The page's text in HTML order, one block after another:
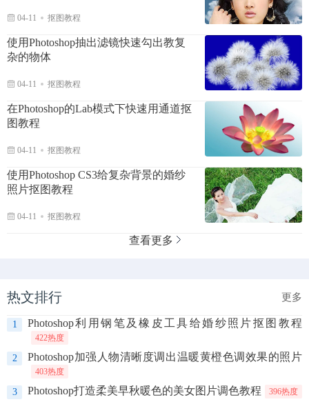
04-11 抠图教程
使用Photoshop抽出滤镜快速勾出教复
杂的物体
04-11 抠图教程
在Photoshop的Lab模式下快速用通道抠
图教程
04-11 抠图教程
使用Photoshop CS3给复杂背景的婚纱
照片抠图教程
04-11 抠图教程
查看更多
热文排行 更多
1 Photoshop利用钢笔及橡皮工具给婚纱照片抠图教程
422热度
2 Photoshop加强人物清晰度调出温暖黄橙色调效果的照片
403热度
3 Photoshop打造柔美早秋暖色的美女图片调色教程 396热度